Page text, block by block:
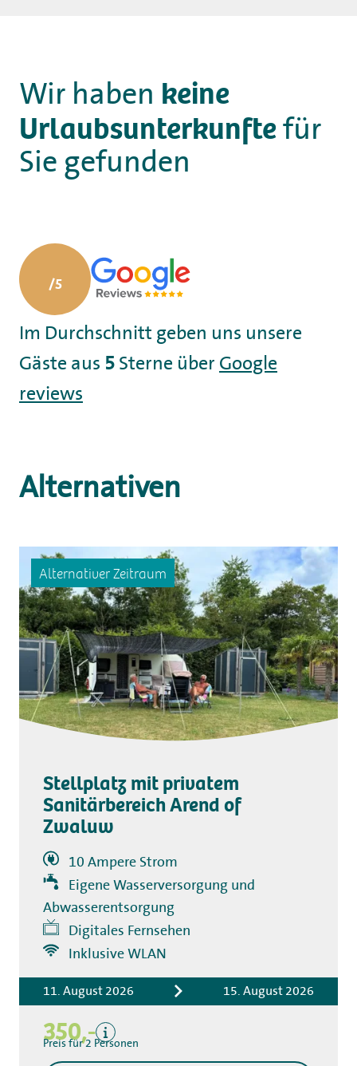
Vermietung
Wellness
+31 (0) 36 - 522 8880
Contact
Werken bij
Mijn Flevo Natuur
Wir haben keine
Urlaubsunterkunftefür
Sie gefunden
Alternativer Zeitraum
Stellplatz mit privatem
Sanitärbereich Arend of
Zwaluw
10 Ampere Strom
Eigene Wasserversorgung und
Abwasserentsorgung
Digitales Fernsehen
Inklusive WLAN
11. August 2026 15. August 2026
350,-
Inklusive
Privater Sanitärbereich
Übernachtungskosten
Preis für 2 Personen
Im Durchschnitt geben uns unsere
Gäste aus 5 Sterne über Google
reviews
Alternativen